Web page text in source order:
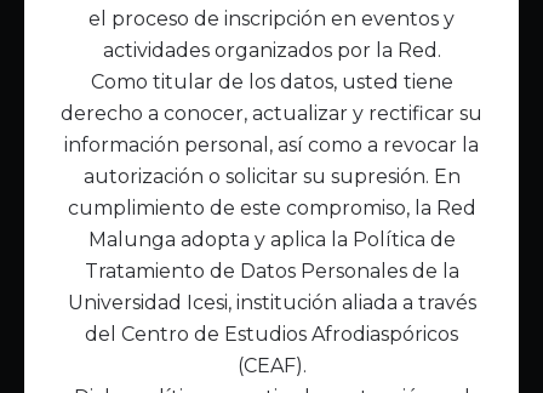
Enlaces de interés
Publicaciones
Noticias
Contáctanos
Política de Tratamiento de Datos
el proceso de inscripción en eventos y
actividades organizados por la Red.
Como titular de los datos, usted tiene
derecho a conocer, actualizar y rectificar su
información personal, así como a revocar la
autorización o solicitar su supresión. En
cumplimiento de este compromiso, la Red
Malunga adopta y aplica la Política de
Tratamiento de Datos Personales de la
Universidad Icesi, institución aliada a través
del Centro de Estudios Afrodiaspóricos
(CEAF).